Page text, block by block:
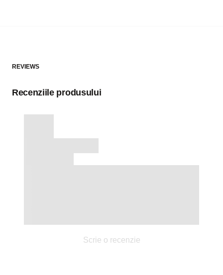
REVIEWS
Recenziile produsului
Scrie o recenzie